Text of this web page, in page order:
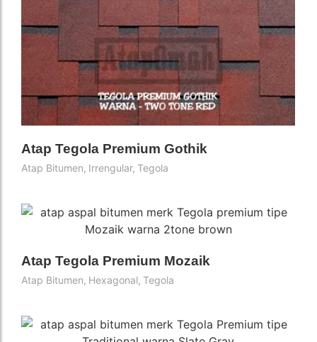
Atap Tegola Premium Gothik
Atap Bitumen, Irrengular, Tegola
Atap Tegola Premium Mozaik
Atap Bitumen, Hexagonal, Tegola